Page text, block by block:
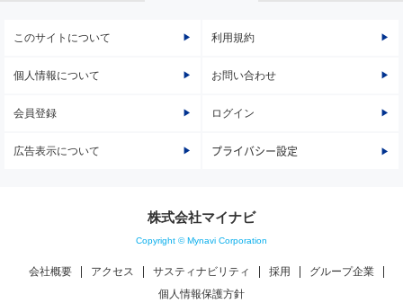
このサイトについて 利用規約
個人情報について お問い合わせ
会員登録 ログイン
広告表示について プライバシー設定
株式会社マイナビ
Copyright © Mynavi Corporation
会社概要 アクセス サスティナビリティ 採用
グループ企業
個人情報保護方針